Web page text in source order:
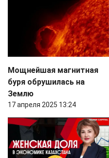
Мощнейшая магнитная
буря обрушилась на
Землю
17 апреля 2025 13:24